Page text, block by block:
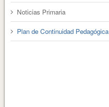
Noticias Primaria
Plan de Continuidad Pedagógica